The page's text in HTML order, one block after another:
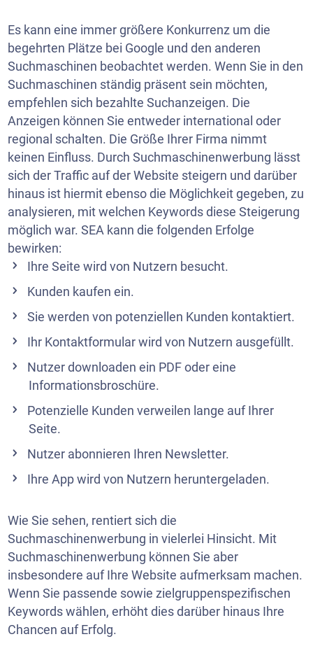
Es kann eine immer größere Konkurrenz um die
begehrten Plätze bei Google und den anderen
Suchmaschinen beobachtet werden. Wenn Sie in den
Suchmaschinen ständig präsent sein möchten,
empfehlen sich bezahlte Suchanzeigen. Die
Anzeigen können Sie entweder international oder
regional schalten. Die Größe Ihrer Firma nimmt
keinen Einfluss. Durch Suchmaschinenwerbung lässt
sich der Traffic auf der Website steigern und darüber
hinaus ist hiermit ebenso die Möglichkeit gegeben, zu
analysieren, mit welchen Keywords diese Steigerung
möglich war. SEA kann die folgenden Erfolge
bewirken:
Ihre Seite wird von Nutzern besucht.
Kunden kaufen ein.
Sie werden von potenziellen Kunden kontaktiert.
Ihr Kontaktformular wird von Nutzern ausgefüllt.
Nutzer downloaden ein PDF oder eine
Informationsbroschüre.
Potenzielle Kunden verweilen lange auf Ihrer
Seite.
Nutzer abonnieren Ihren Newsletter.
Ihre App wird von Nutzern heruntergeladen.
Wie Sie sehen, rentiert sich die
Suchmaschinenwerbung in vielerlei Hinsicht. Mit
Suchmaschinenwerbung können Sie aber
insbesondere auf Ihre Website aufmerksam machen.
Wenn Sie passende sowie zielgruppenspezifischen
Keywords wählen, erhöht dies darüber hinaus Ihre
Chancen auf Erfolg.